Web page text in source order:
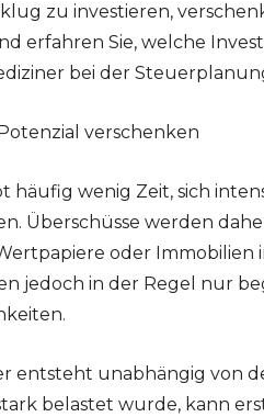
zu investieren,
erfahren Sie, welche
bei der
verschenken
häufig wenig Zeit, sich
Überschüsse werden
oder Immobilien
jedoch in der Regel nur
entsteht unabhängig von
belastet wurde, kann